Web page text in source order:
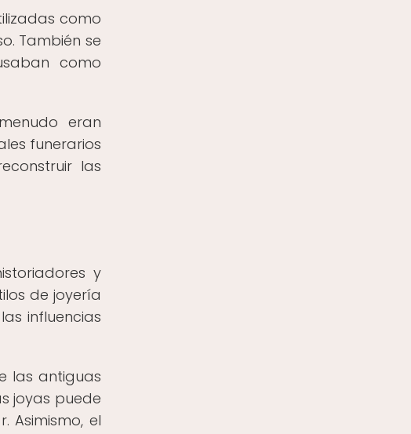
como
También se
como
eran
funerarios
las
y
de joyería
influencias
las antiguas
joyas puede
Asimismo, el